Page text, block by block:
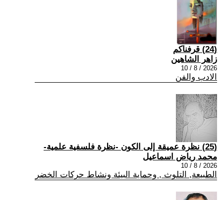
(24) قرفناكم
زاهر الشاهين
2026 / 8 / 10
الادب والفن
(25) نظرة عميقة إلى الكون -نظرة فلسفية علمية-
محمد رياض اسماعيل
2026 / 8 / 10
الطبيعة, التلوث , وحماية البيئة ونشاط حركات الخضر